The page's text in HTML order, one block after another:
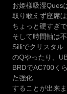
お姫様吸湿Ques
取り敢えず座席
ちょっと硬すぎ
そして時間軸は
Silliでクリスタル
のQやったり、
BRDでAC700く
た強化
することが出来